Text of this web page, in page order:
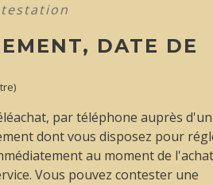
DATE DE
par téléphone auprès d'un
dont vous disposez pour
au moment de
Vous pouvez contester une